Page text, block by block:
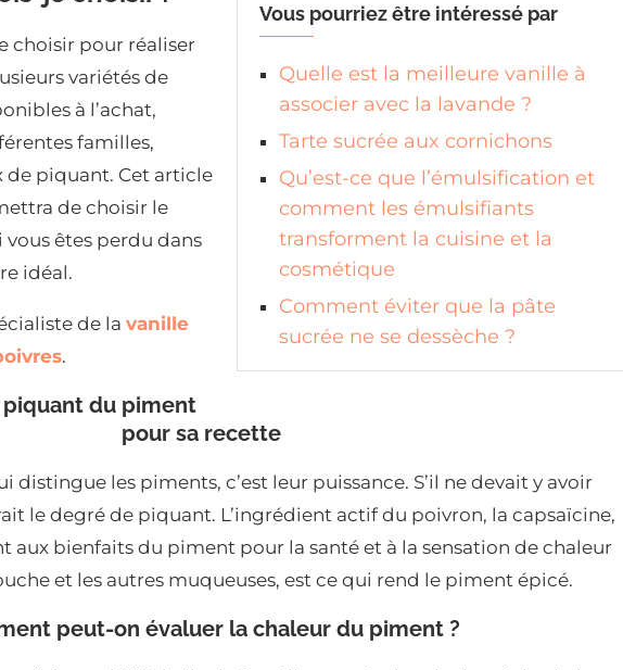
Vous pourriez être intéressé par
Quelle est la meilleure vanille à
associer avec la lavande ?
Tarte sucrée aux cornichons
Qu’est-ce que l’émulsification et
comment les émulsifiants
transforment la cuisine et la
cosmétique
Comment éviter que la pâte
sucrée ne se dessèche ?
choisir pour réaliser
variétés de
à l’achat,
familles,
de piquant. Cet article
de choisir le
êtes perdu dans
idéal.
de la vanille
.
du piment
pour sa recette
distingue les piments, c’est leur puissance. S’il ne devait y avoir
le degré de piquant. L’ingrédient actif du poivron, la capsaïcine,
aux bienfaits du piment pour la santé et à la sensation de chaleur
et les autres muqueuses, est ce qui rend le piment épicé.
peut-on évaluer la chaleur du piment ?